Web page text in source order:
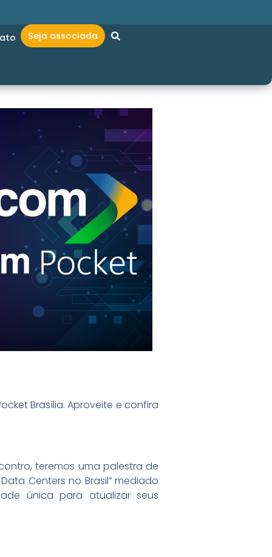
Seja associada
Brasília. Aproveite e confira
teremos uma palestra de
Centers no Brasil” mediado
única para atualizar seus